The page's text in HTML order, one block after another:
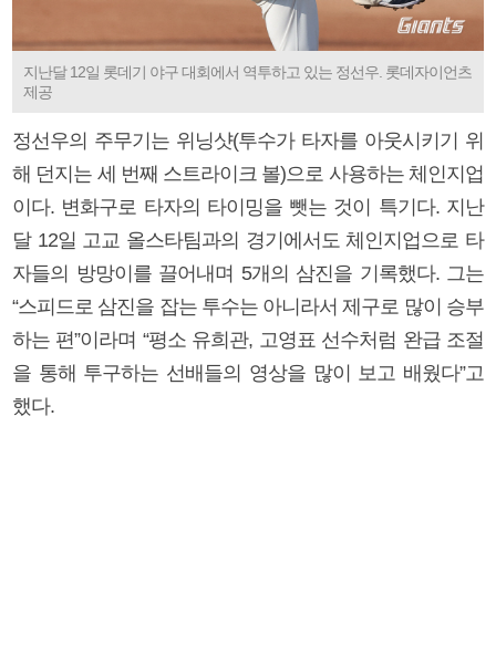
지난달 12일 롯데기 야구 대회에서 역투하고 있는 정선우. 롯데자이언츠
제공
정선우의 주무기는 위닝샷(투수가 타자를 아웃시키기 위
해 던지는 세 번째 스트라이크 볼)으로 사용하는 체인지업
이다. 변화구로 타자의 타이밍을 뺏는 것이 특기다. 지난
달 12일 고교 올스타팀과의 경기에서도 체인지업으로 타
자들의 방망이를 끌어내며 5개의 삼진을 기록했다. 그는
“스피드로 삼진을 잡는 투수는 아니라서 제구로 많이 승부
하는 편”이라며 “평소 유희관, 고영표 선수처럼 완급 조절
을 통해 투구하는 선배들의 영상을 많이 보고 배웠다”고
했다.